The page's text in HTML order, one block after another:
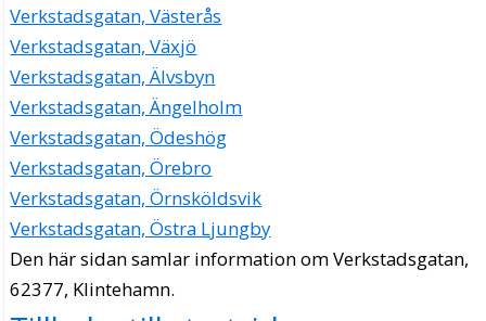
Verkstadsgatan, Västerås
Verkstadsgatan, Växjö
Verkstadsgatan, Älvsbyn
Verkstadsgatan, Ängelholm
Verkstadsgatan, Ödeshög
Verkstadsgatan, Örebro
Verkstadsgatan, Örnsköldsvik
Verkstadsgatan, Östra Ljungby
Den här sidan samlar information om Verkstadsgatan,
62377, Klintehamn.